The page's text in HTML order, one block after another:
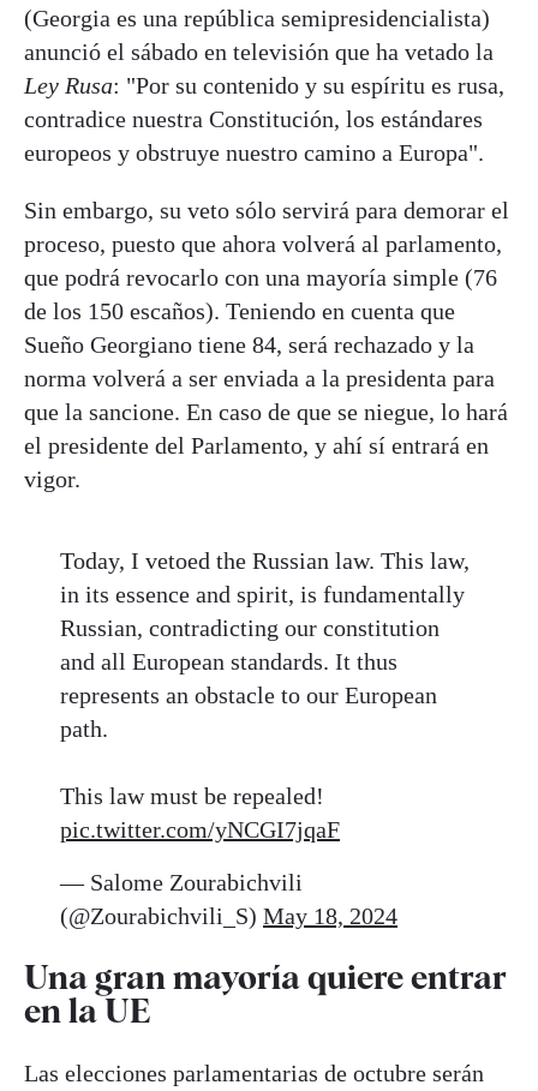
(Georgia es una república semipresidencialista)
anunció el sábado en televisión que ha vetado la
Ley Rusa: "Por su contenido y su espíritu es rusa,
contradice nuestra Constitución, los estándares
europeos y obstruye nuestro camino a Europa".
Sin embargo, su veto sólo servirá para demorar el
proceso, puesto que ahora volverá al parlamento,
que podrá revocarlo con una mayoría simple (76
de los 150 escaños). Teniendo en cuenta que
Sueño Georgiano tiene 84, será rechazado y la
norma volverá a ser enviada a la presidenta para
que la sancione. En caso de que se niegue, lo hará
el presidente del Parlamento, y ahí sí entrará en
vigor.
Today, I vetoed the Russian law. This law,
in its essence and spirit, is fundamentally
Russian, contradicting our constitution
and all European standards. It thus
represents an obstacle to our European
path.
This law must be repealed!
pic.twitter.com/yNCGI7jqaF
— Salome Zourabichvili
(@Zourabichvili_S) May 18, 2024
Una gran mayoría quiere entrar
en la UE
Las elecciones parlamentarias de octubre serán